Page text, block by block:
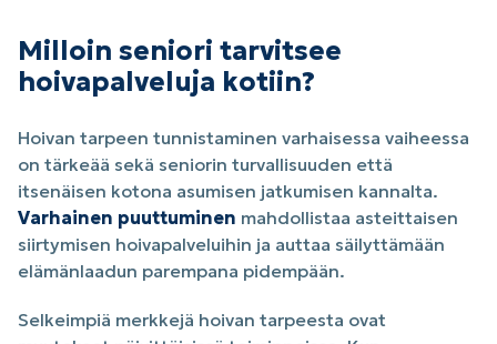
Milloin seniori tarvitsee
hoivapalveluja kotiin?
Hoivan tarpeen tunnistaminen varhaisessa vaiheessa
on tärkeää sekä seniorin turvallisuuden että
itsenäisen kotona asumisen jatkumisen kannalta.
Varhainen puuttuminen mahdollistaa asteittaisen
siirtymisen hoivapalveluihin ja auttaa säilyttämään
elämänlaadun parempana pidempään.
Selkeimpiä merkkejä hoivan tarpeesta ovat